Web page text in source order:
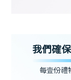
我們確
每壹份禮